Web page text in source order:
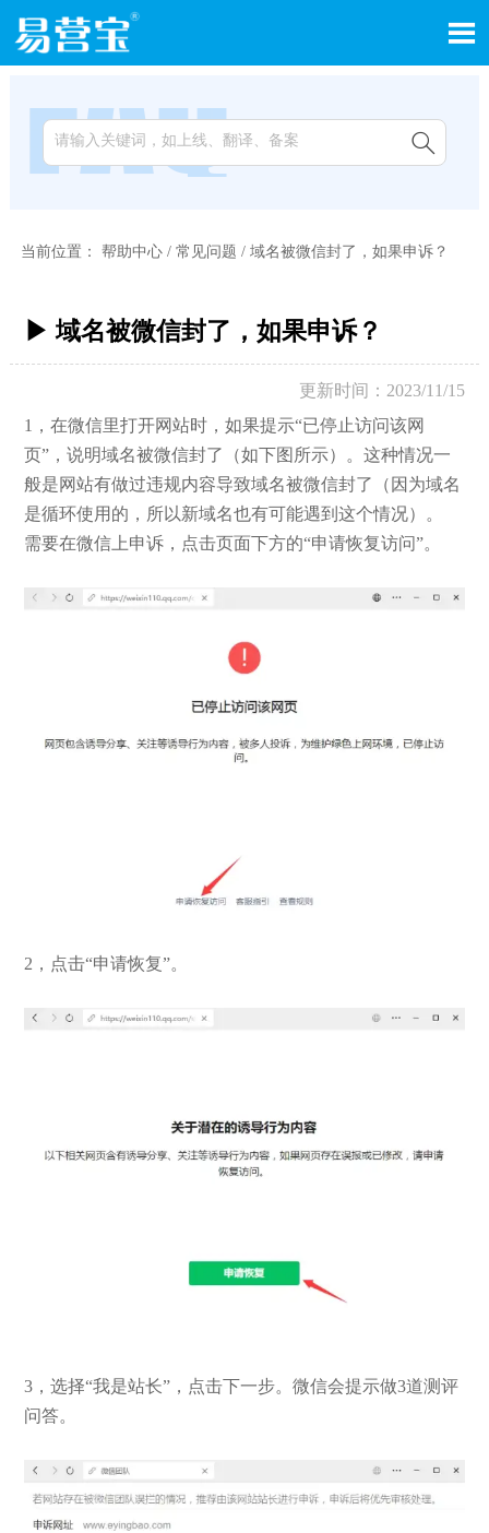


当前位置： 帮助中心/ 常见问题 / 域名被微信封了，如果申诉？
▶ 域名被微信封了，如果申诉？
更新时间：2023/11/15
1，在微信里打开网站时，如果提示“已停止访问该网
页”，说明域名被微信封了（如下图所示）。这种情况一
般是网站有做过违规内容导致域名被微信封了（因为域名
是循环使用的，所以新域名也有可能遇到这个情况）。
需要在微信上申诉，点击页面下方的“申请恢复访问”。
2，点击“申请恢复”。
3，选择“我是站长”，点击下一步。微信会提示做3道测评
问答。